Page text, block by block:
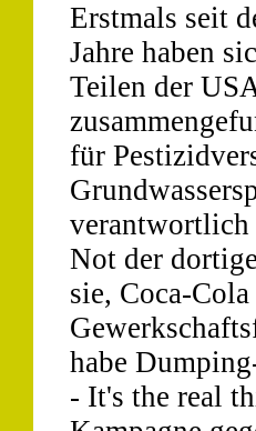
Erstmals seit
Jahre haben
Teilen der
für
verantwortlich
Not der
sie, Coca-
habe
- It's the real